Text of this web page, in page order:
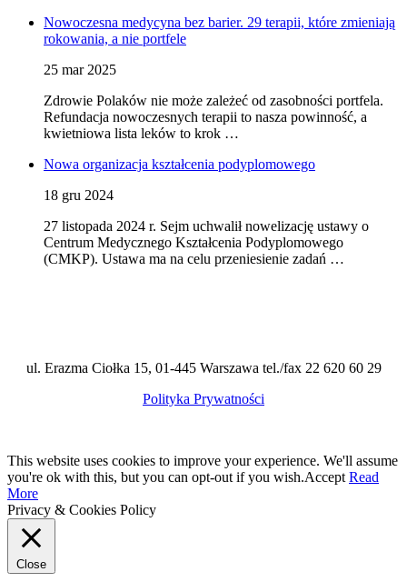
Nowoczesna medycyna bez barier. 29 terapii, które zmieniają
rokowania, a nie portfele
25 mar 2025
Zdrowie Polaków nie może zależeć od zasobności portfela.
Refundacja nowoczesnych terapii to nasza powinność, a
kwietniowa lista leków to krok …
Nowa organizacja kształcenia podyplomowego
18 gru 2024
27 listopada 2024 r. Sejm uchwalił nowelizację ustawy o
Centrum Medycznego Kształcenia Podyplomowego
(CMKP). Ustawa ma na celu przeniesienie zadań …
ul. Erazma Ciołka 15, 01-445 Warszawa tel./fax 22 620 60 29
Polityka Prywatności
This website uses cookies to improve your experience. We'll assume
you're ok with this, but you can opt-out if you wish.Accept Read
More
Privacy & Cookies Policy
Close